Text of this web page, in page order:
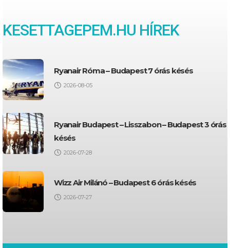
KESETTAGEPEM.HU HÍREK
Ryanair Róma – Budapest 7 órás késés
2026-08-05
Ryanair Budapest – Lisszabon – Budapest 3 órás
késés
2026-07-28
Wizz Air Milánó – Budapest 6 órás késés
2026-07-27